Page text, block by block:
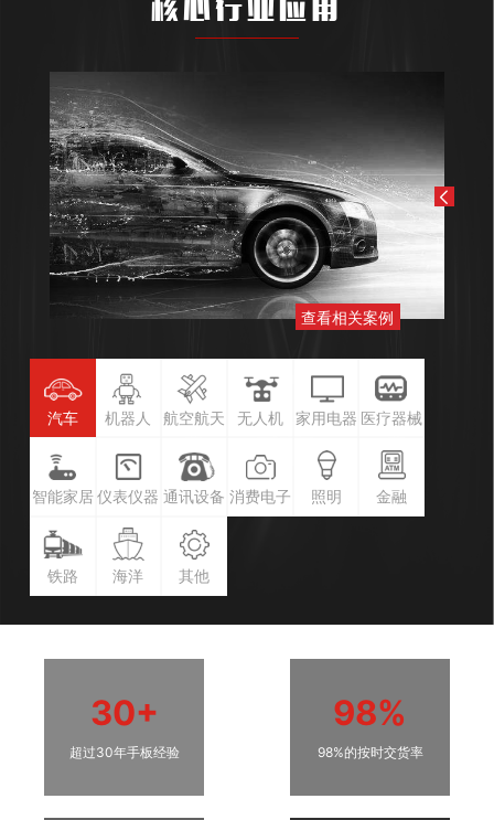
核心行业应用
查看相关案例
汽车 机器人 航空航天 无人机 家用电器 医疗器械
智能家居 仪表仪器 通讯设备 消费电子 照明 金融
铁路 海洋 其他
30+
超过30年手板经验
98%
98%的按时交货率